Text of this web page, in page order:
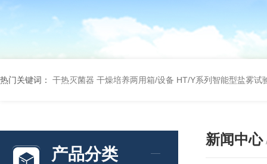
热门关键词： 干热灭菌器 干燥培养两用箱/设备 HT/Y系列智能型盐雾试
产品分类
新闻中心